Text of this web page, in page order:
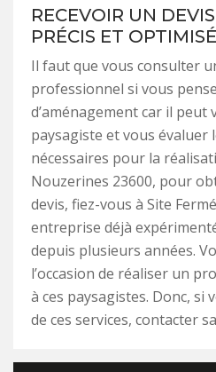
RECEVOIR UN
PRÉCIS ET
Il faut que vous consulter
professionnel si vous
d’aménagement car il peut
paysagiste et vous évaluer
nécessaires pour la
Nouzerines 23600, pour
devis, fiez-vous à Site
entreprise déjà
depuis plusieurs années.
l’occasion de réaliser un
à ces paysagistes. Donc, si
de ces services, contacter